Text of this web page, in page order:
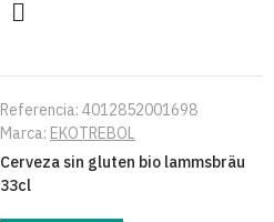
Referencia:4012852001698
Marca: EKOTREBOL
Cerveza sin gluten bio lammsbräu
33cl